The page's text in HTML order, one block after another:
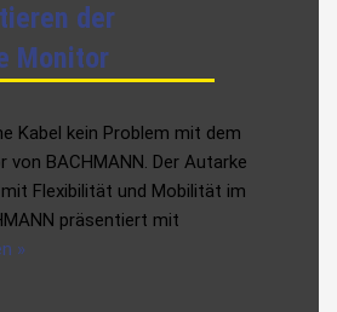
der
Monitor
Kabel kein Problem mit dem
BACHMANN. Der Autarke
Flexibilität und Mobilität im
präsentiert mit
»